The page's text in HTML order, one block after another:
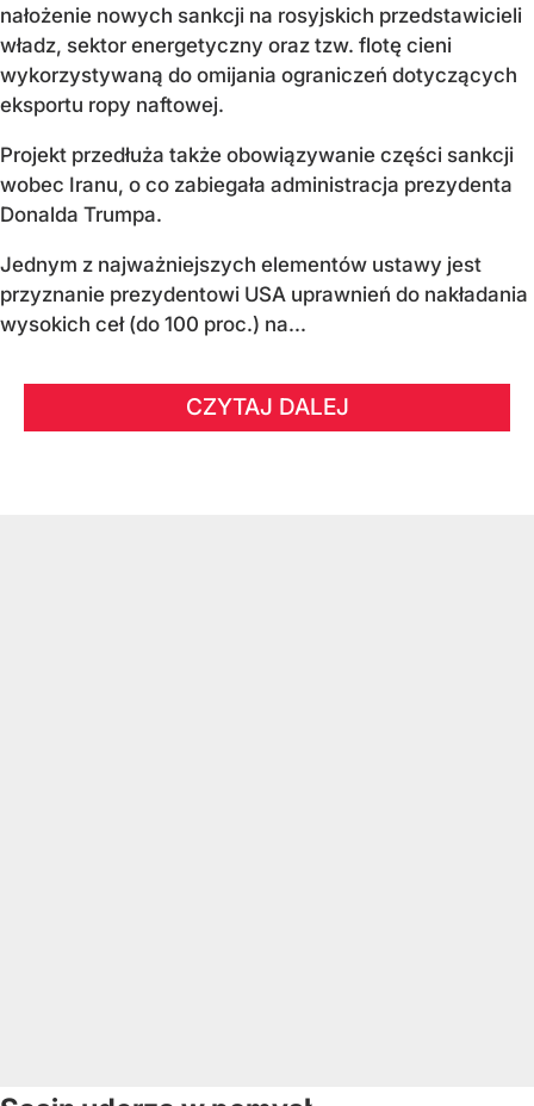
nałożenie nowych sankcji na rosyjskich przedstawicieli
władz, sektor energetyczny oraz tzw. flotę cieni
wykorzystywaną do omijania ograniczeń dotyczących
eksportu ropy naftowej.
Projekt przedłuża także obowiązywanie części sankcji
wobec Iranu, o co zabiegała administracja prezydenta
Donalda Trumpa.
Jednym z najważniejszych elementów ustawy jest
przyznanie prezydentowi USA uprawnień do nakładania
wysokich ceł (do 100 proc.) na...
CZYTAJ DALEJ